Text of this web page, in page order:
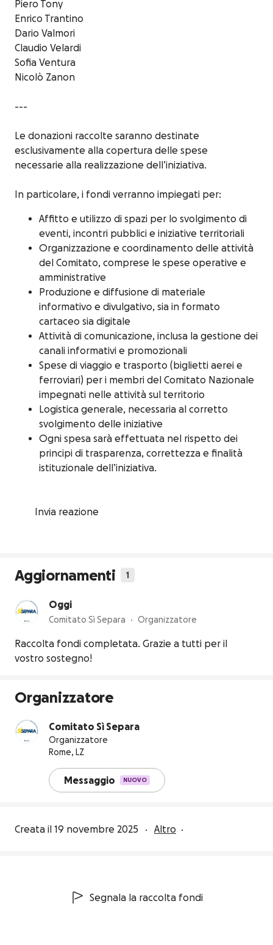
Piero Tony
Enrico Trantino
Dario Valmori
Claudio Velardi
Sofia Ventura
Nicolò Zanon
---
Le donazioni raccolte saranno destinate
esclusivamente alla copertura delle spese
necessarie alla realizzazione dell’iniziativa.
In particolare, i fondi verranno impiegati per:
Affitto e utilizzo di spazi per lo svolgimento di
eventi, incontri pubblici e iniziative territoriali
Organizzazione e coordinamento delle attività
del Comitato, comprese le spese operative e
amministrative
Produzione e diffusione di materiale
informativo e divulgativo, sia in formato
cartaceo sia digitale
Attività di comunicazione, inclusa la gestione dei
canali informativi e promozionali
Spese di viaggio e trasporto (biglietti aerei e
ferroviari) per i membri del Comitato Nazionale
impegnati nelle attività sul territorio
Logistica generale, necessaria al corretto
svolgimento delle iniziative
Ogni spesa sarà effettuata nel rispetto dei
principi di trasparenza, correttezza e finalità
istituzionale dell’iniziativa.
Invia reazione
Aggiornamenti 1
Oggi
Comitato Sì Separa Organizzatore
Raccolta fondi completata. Grazie a tutti per il
vostro sostegno!
Organizzatore
Comitato Sì Separa
Organizzatore
Rome, LZ
Messaggio NUOVO
Creata il 19 novembre 2025 Altro
Segnala la raccolta fondi